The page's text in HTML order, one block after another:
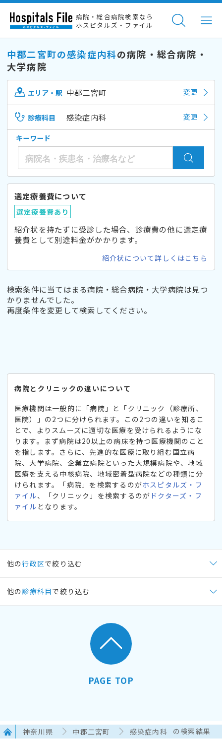
病院・総合病院検索なら
ホスピタルズ・ファイル
中郡二宮町の感染症内科の病院・総合病院・
大学病院
エリア・駅 中郡二宮町 変更
診療科目 感染症内科 変更
キーワード
選定療養費について
選定療養費あり
紹介状を持たずに受診した場合、診療費の他に選定療
養費として別途料金がかかります。
紹介状について詳しくはこちら
検索条件に当てはまる病院・総合病院・大学病院は見つ
かりませんでした。
再度条件を変更して検索してください。
病院とクリニックの違いについて
医療機関は一般的に「病院」と「クリニック（診療所、
医院）」の2つに分けられます。この2つの違いを知るこ
とで、よりスムーズに適切な医療を受けられるようにな
ります。まず病院は20以上の病床を持つ医療機関のこと
を指します。さらに、先進的な医療に取り組む国立病
院、大学病院、企業立病院といった大規模病院や、地域
医療を支える中核病院、地域密着型病院などの種類に分
けられます。「病院」を検索するのがホスピタルズ・フ
ァイル、「クリニック」を検索するのが ドクターズ・フ
ァイル となります。
他の行政区で絞り込む
他の 診療科目で絞り込む
PAGE TOP
神奈川県 中郡二宮町 感染症内科 の検索結果